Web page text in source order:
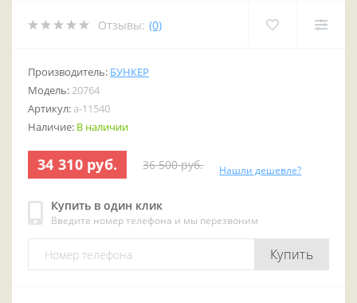
Отзывы: (0)
Производитель: БУНКЕР
Модель:20764
Артикул: a-11540
Наличие: В наличии
34 310 руб. 36 500 руб. Нашли дешевле?
Купить в один клик
Введите номер телефона и мы перезвоним
Купить